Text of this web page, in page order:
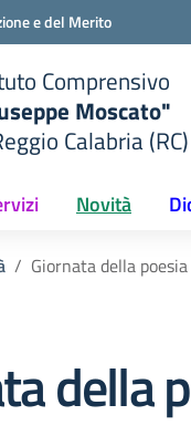
e del Merito
Comprensivo
Moscato"
Calabria (RC)
Novità
Giornata della
della